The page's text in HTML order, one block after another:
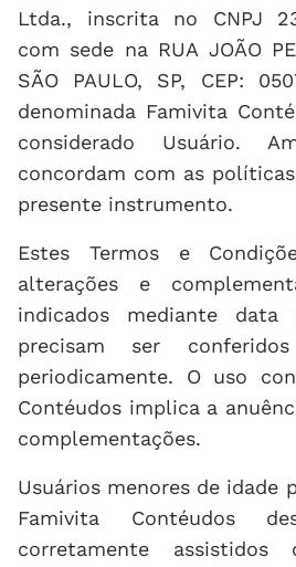
Ltda., inscrita no CNPJ
com sede na RUA JOÃO
SÃO PAULO, SP, CEP:
denominada Famivita
considerado Usuário.
concordam com as
presente instrumento.
Estes Termos e
alterações e
indicados mediante
precisam ser
periodicamente. O uso
Contéudos implica a
complementações.
Usuários menores de idade
Famivita Contéudos
corretamente assistidos